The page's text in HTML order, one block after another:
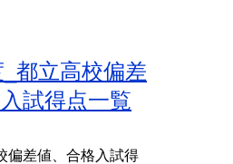
都立高校偏差
試得点一覧
偏差値、合格入試得